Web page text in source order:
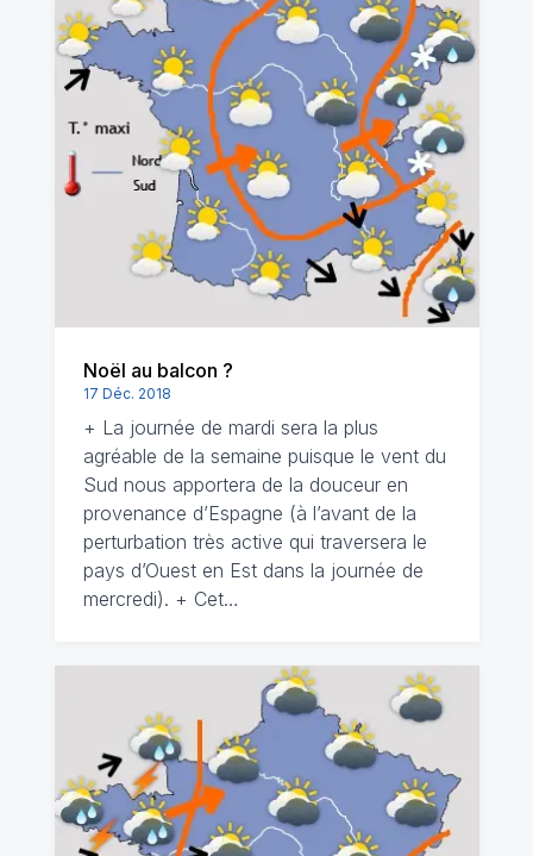
Noël au balcon ?
17 Déc. 2018
+ La journée de mardi sera la plus
agréable de la semaine puisque le vent du
Sud nous apportera de la douceur en
provenance d’Espagne (à l’avant de la
perturbation très active qui traversera le
pays d’Ouest en Est dans la journée de
mercredi). + Cet…